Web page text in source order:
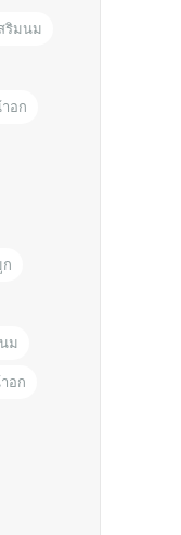
ริมนม
อก
ก
ม
อก